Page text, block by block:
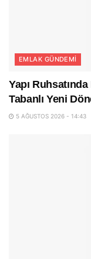
EMLAK GÜNDEMI
Yapı
Tabanlı Yeni
5 AĞUSTOS 2026 - 14:43